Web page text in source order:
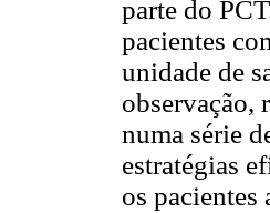
parte do
pacientes
unidade de
observação,
numa série
estratégias
os pacientes